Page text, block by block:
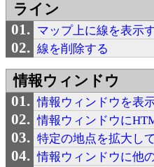
ライン
マップ上に線を表示
線を削除する
情報ウィンドウ
情報ウィンドウを表
情報ウィンドウに
特定の地点を拡大し
情報ウィンドウに他